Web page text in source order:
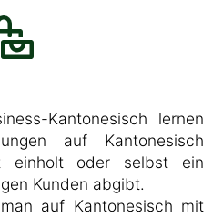
Kantonesisch lernen
auf Kantonesisch
einholt oder selbst ein
Kunden abgibt.
auf Kantonesisch mit